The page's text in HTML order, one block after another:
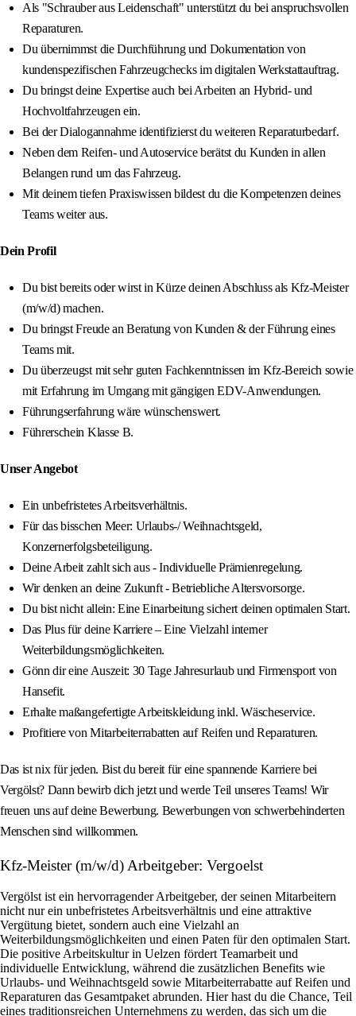
Als "Schrauber aus Leidenschaft" unterstützt du bei anspruchsvollen
Reparaturen.
Du übernimmst die Durchführung und Dokumentation von
kundenspezifischen Fahrzeugchecks im digitalen Werkstattauftrag.
Du bringst deine Expertise auch bei Arbeiten an Hybrid- und
Hochvoltfahrzeugen ein.
Bei der Dialogannahme identifizierst du weiteren Reparaturbedarf.
Neben dem Reifen- und Autoservice berätst du Kunden in allen
Belangen rund um das Fahrzeug.
Mit deinem tiefen Praxiswissen bildest du die Kompetenzen deines
Teams weiter aus.
Dein Profil
Du bist bereits oder wirst in Kürze deinen Abschluss als Kfz-Meister
(m/w/d) machen.
Du bringst Freude an Beratung von Kunden & der Führung eines
Teams mit.
Du überzeugst mit sehr guten Fachkenntnissen im Kfz-Bereich sowie
mit Erfahrung im Umgang mit gängigen EDV-Anwendungen.
Führungserfahrung wäre wünschenswert.
Führerschein Klasse B.
Unser Angebot
Ein unbefristetes Arbeitsverhältnis.
Für das bisschen Meer: Urlaubs-/ Weihnachtsgeld,
Konzernerfolgsbeteiligung.
Deine Arbeit zahlt sich aus - Individuelle Prämienregelung.
Wir denken an deine Zukunft - Betriebliche Altersvorsorge.
Du bist nicht allein: Eine Einarbeitung sichert deinen optimalen Start.
Das Plus für deine Karriere – Eine Vielzahl interner
Weiterbildungsmöglichkeiten.
Gönn dir eine Auszeit: 30 Tage Jahresurlaub und Firmensport von
Hansefit.
Erhalte maßangefertigte Arbeitskleidung inkl. Wäscheservice.
Profitiere von Mitarbeiterrabatten auf Reifen und Reparaturen.
Das ist nix für jeden. Bist du bereit für eine spannende Karriere bei
Vergölst? Dann bewirb dich jetzt und werde Teil unseres Teams! Wir
freuen uns auf deine Bewerbung. Bewerbungen von schwerbehinderten
Menschen sind willkommen.
Kfz-Meister (m/w/d) Arbeitgeber: Vergoelst
Vergölst ist ein hervorragender Arbeitgeber, der seinen Mitarbeitern
nicht nur ein unbefristetes Arbeitsverhältnis und eine attraktive
Vergütung bietet, sondern auch eine Vielzahl an
Weiterbildungsmöglichkeiten und einen Paten für den optimalen Start.
Die positive Arbeitskultur in Uelzen fördert Teamarbeit und
individuelle Entwicklung, während die zusätzlichen Benefits wie
Urlaubs- und Weihnachtsgeld sowie Mitarbeiterrabatte auf Reifen und
Reparaturen das Gesamtpaket abrunden. Hier hast du die Chance, Teil
eines traditionsreichen Unternehmens zu werden, das sich um die